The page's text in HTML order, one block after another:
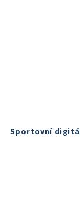
Sportovní